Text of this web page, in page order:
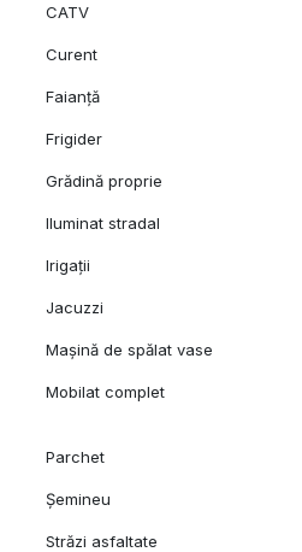
CATV
Curent
Faianță
Frigider
Grădină proprie
Iluminat stradal
Irigații
Jacuzzi
Mașină de spălat vase
Mobilat complet
Parchet
Șemineu
Străzi asfaltate